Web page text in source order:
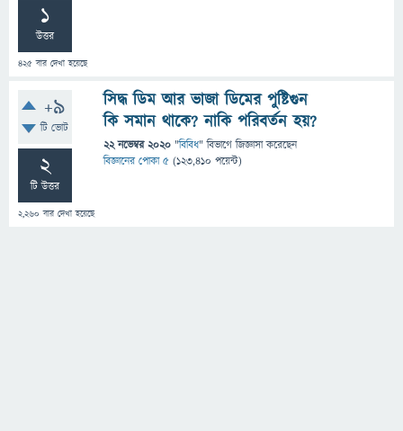
1
উত্তর
425 বার দেখা হয়েছে
+9
টি ভোট
2
টি উত্তর
2,260 বার দেখা হয়েছে
সিদ্ধ ডিম আর ভাজা ডিমের পুষ্টিগুন
কি সমান থাকে? নাকি পরিবর্তন হয়?
22 নভেম্বর 2020 "বিবিধ" বিভাগে জিজ্ঞাসাকরেছেন
বিজ্ঞানের পোকা ৫ (123,410 পয়েন্ট)